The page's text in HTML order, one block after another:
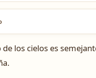
de los cielos es